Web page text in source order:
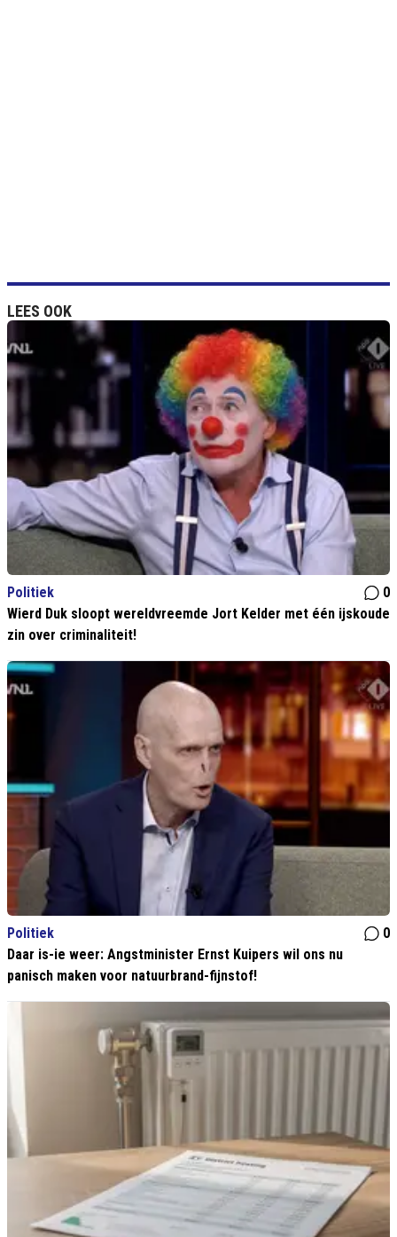
LEES OOK
Politiek
0
Wierd Duk sloopt wereldvreemde Jort Kelder met één ijskoude
zin over criminaliteit!
Politiek
0
Daar is-ie weer: Angstminister Ernst Kuipers wil ons nu
panisch maken voor natuurbrand-fijnstof!